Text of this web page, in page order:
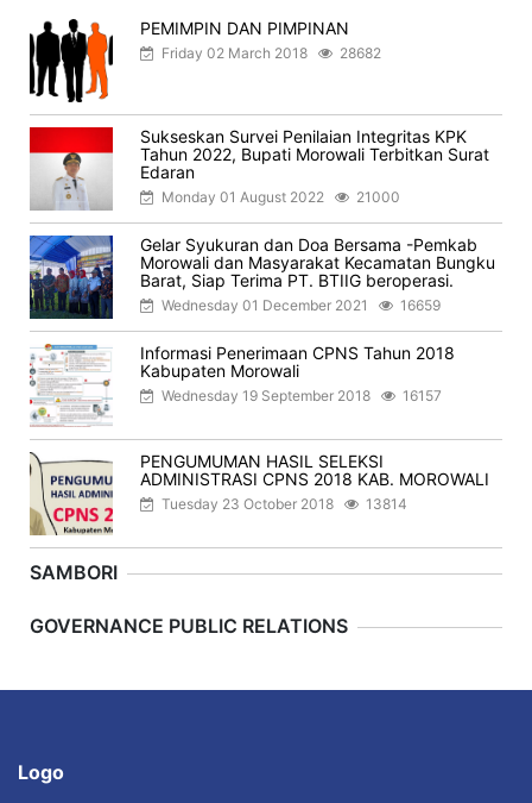
PEMIMPIN DAN PIMPINAN
Friday 02 March 2018 28682
Sukseskan Survei Penilaian Integritas KPK
Tahun 2022, Bupati Morowali Terbitkan Surat
Edaran
Monday 01 August 2022 21000
Gelar Syukuran dan Doa Bersama -Pemkab
Morowali dan Masyarakat Kecamatan Bungku
Barat, Siap Terima PT. BTIIG beroperasi.
Wednesday 01 December 2021 16659
Informasi Penerimaan CPNS Tahun 2018
Kabupaten Morowali
Wednesday 19 September 2018 16157
PENGUMUMAN HASIL SELEKSI
ADMINISTRASI CPNS 2018 KAB. MOROWALI
Tuesday 23 October 2018 13814
SAMBORI
Previous
GOVERNANCE PUBLIC RELATIONS
Logo